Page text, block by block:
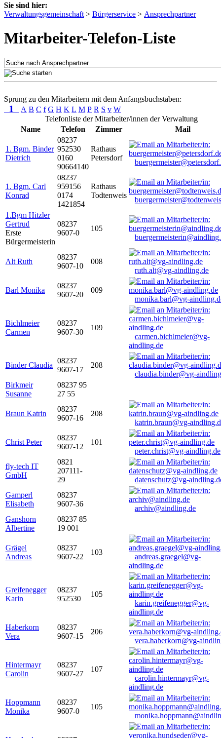
Sie sind hier:
Verwaltungsgemeinschaft > Bürgerservice > Ansprechpartner
Mitarbeiter-Telefon-Liste
Sprung zu den Mitarbeitern mit dem Anfangsbuchstaben:
1 A B C f G H K L M P R S v W
Telefonliste der Mitarbeiter/innen der Verwaltung
Name
Telefon Zimmer Mail
1. Bgm. Binder
Dietrich
08237
952530
0160
90664140
Rathaus
Petersdorf
1. Bgm. Carl
Konrad
08237
959156
0174
1421854
Rathaus
Todtenweis
1.Bgm Hitzler
Gertrud
Erste
Bürgermeisterin
08237
9607-0
105
Alt Ruth
08237
9607-10
008
ruth.alt@vg-aindling.de
Barl Monika
08237
9607-20
009
monika.barl@vg-
Bichlmeier
Carmen
08237
9607-30
109
carmen.bichlmeier@vg-
aindling.de
Binder Claudia
08237
9607-17
208
claudia.binder@vg-
Birkmeir
Susanne
08237 95
27 55
Braun Katrin
08237
9607-16
208
katrin.braun@vg-
Christ Peter
08237
9607-12
101
peter.christ@vg-aindling.de
fly-tech IT
GmbH
0821
207111-
29
datenschutz@vg-
Gamperl
Elisabeth
08237
9607-36
archiv@aindling.de
Ganshorn
Albertine
08237 85
19 001
Grägel
Andreas
08237
9607-22
103
andreas.graegel@vg-
aindling.de
Greifenegger
Karin
08237
952530
105
karin.greifenegger@vg-
aindling.de
Haberkorn
Vera
08237
9607-15
206
vera.haberkorn@vg-
Hintermayr
Carolin
08237
9607-27
107
carolin.hintermayr@vg-
aindling.de
Hoppmann
Monika
08237
9607-0
105